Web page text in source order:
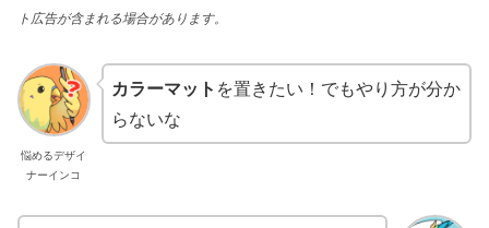
ト広告が含まれる場合があります。
悩めるデザイ
ナーインコ
カラーマット を置きたい！でもやり方が分か
らないな